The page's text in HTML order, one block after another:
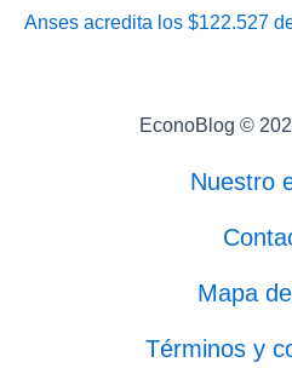
Anses acredita los $122.527
EconoBlog ©
Nuestro
Mapa
Términos y